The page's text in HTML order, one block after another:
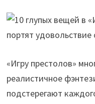
«Игру престолов»
реалистичное
подстерегают